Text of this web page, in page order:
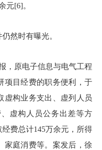
元[6]。
然时有曝光。
，原电子信息与电气工程
项目经费的职务便利，于
虚构业务支出、虚列人员
虚构人员公务出差等方
费总计145万余元，所得
家庭消费等。案发后，徐